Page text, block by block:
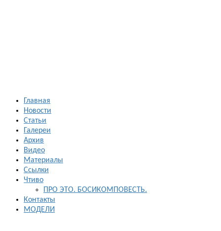
Главная
Новости
Статьи
Галереи
Архив
Видео
Материалы
Ссылки
Чтиво
ПРО ЭТО. БОСИКОМПОВЕСТЬ.
Контакты
МОДЕЛИ